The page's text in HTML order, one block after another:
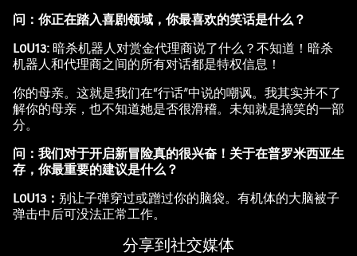
问：你正在踏入喜剧领域，你最喜欢的笑话是什么？
L0U13:暗杀机器人对赏金代理商说了什么？不知道！暗杀
机器人和代理商之间的所有对话都是特权信息！
你的母亲。这就是我们在“行话”中说的嘲讽。我其实并不了
解你的母亲，也不知道她是否很滑稽。未知就是搞笑的一部
分。
问：我们对于开启新冒险真的很兴奋！关于在普罗米西亚生
存，你最重要的建议是什么？
L0U13： 别让子弹穿过或蹭过你的脑袋。有机体的大脑被子
弹击中后可没法正常工作。
分享到社交媒体